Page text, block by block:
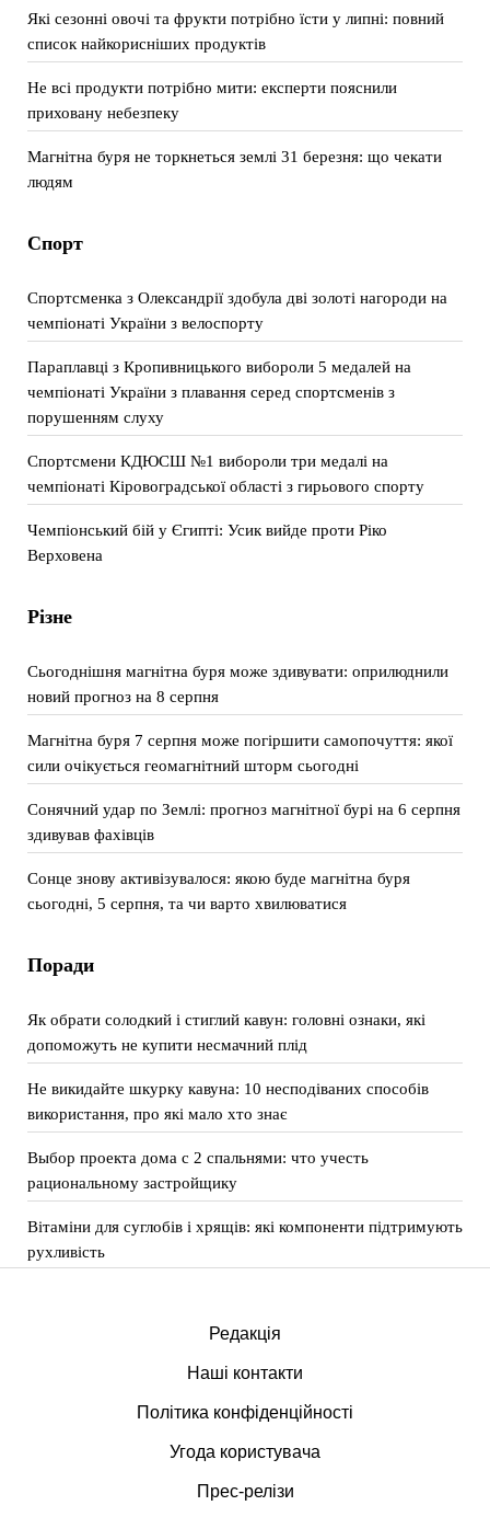
Які сезонні овочі та фрукти потрібно їсти у липні: повний
список найкорисніших продуктів
Не всі продукти потрібно мити: експерти пояснили
приховану небезпеку
Магнітна буря не торкнеться землі 31 березня: що чекати
людям
Спорт
Спортсменка з Олександрії здобула дві золоті нагороди на
чемпіонаті України з велоспорту
Параплавці з Кропивницького вибороли 5 медалей на
чемпіонаті України з плавання серед спортсменів з
порушенням слуху
Спортсмени КДЮСШ №1 вибороли три медалі на
чемпіонаті Кіровоградської області з гирьового спорту
Чемпіонський бій у Єгипті: Усик вийде проти Ріко
Верховена
Різне
Сьогоднішня магнітна буря може здивувати: оприлюднили
новий прогноз на 8 серпня
Магнітна буря 7 серпня може погіршити самопочуття: якої
сили очікується геомагнітний шторм сьогодні
Сонячний удар по Землі: прогноз магнітної бурі на 6 серпня
здивував фахівців
Сонце знову активізувалося: якою буде магнітна буря
сьогодні, 5 серпня, та чи варто хвилюватися
Поради
Як обрати солодкий і стиглий кавун: головні ознаки, які
допоможуть не купити несмачний плід
Не викидайте шкурку кавуна: 10 несподіваних способів
використання, про які мало хто знає
Выбор проекта дома с 2 спальнями: что учесть
рациональному застройщику
Вітаміни для суглобів і хрящів: які компоненти підтримують
рухливість
Редакція
Наші контакти
Політика конфіденційності
Угода користувача
Прес-релізи